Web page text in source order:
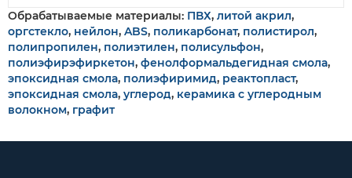
Обрабатываемые материалы: ПВХ, литой акрил,
оргстекло, нейлон, ABS, поликарбонат, полистирол,
полипропилен, полиэтилен, полисульфон,
полиэфирэфиркетон, фенолформальдегидная смола,
эпоксидная смола, полиэфиримид, реактопласт,
эпоксидная смола, углерод, керамика с углеродным
волокном, графит